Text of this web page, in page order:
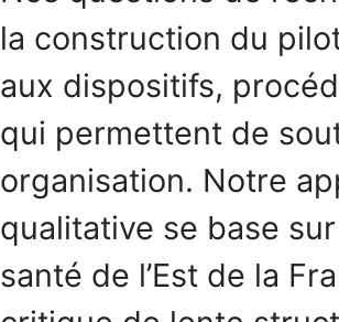
la construction du
aux dispositifs,
qui permettent de
organisation. Notre
qualitative se base sur
santé de l’Est de la